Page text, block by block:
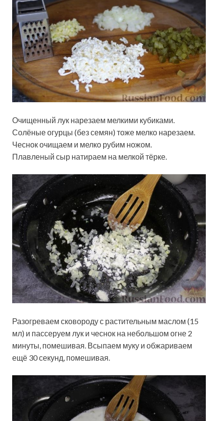
Очищенный лук нарезаем мелкими кубиками.
Солёные огурцы (без семян) тоже мелко нарезаем.
Чеснок очищаем и мелко рубим ножом.
Плавленый сыр натираем на мелкой тёрке.
Разогреваем сковороду с растительным маслом (15
мл) и пассеруем лук и чеснок на небольшом огне 2
минуты, помешивая. Всыпаем муку и обжариваем
ещё 30 секунд, помешивая.